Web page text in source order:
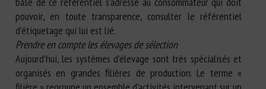
pouvoir, en toute transparence, consulter le référentiel
d’étiquetage qui lui est lié.
Prendre en compte les élevages de sélection
Aujourd’hui, les systèmes d’élevage sont très spécialisés et
organisés en grandes filières de production. Le terme «